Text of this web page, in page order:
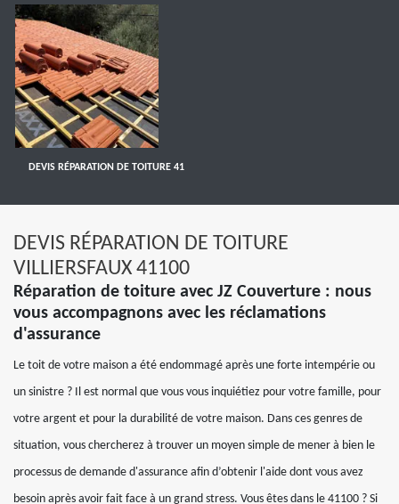
DEVIS RÉPARATION DE TOITURE 41
DEVIS RÉPARATION DE TOITURE
VILLIERSFAUX 41100
Réparation de toiture avec JZ Couverture : nous
vous accompagnons avec les réclamations
d'assurance
Le toit de votre maison a été endommagé après une forte intempérie ou
un sinistre ? Il est normal que vous vous inquiétiez pour votre famille, pour
votre argent et pour la durabilité de votre maison. Dans ces genres de
situation, vous chercherez à trouver un moyen simple de mener à bien le
processus de demande d'assurance afin d’obtenir l'aide dont vous avez
besoin après avoir fait face à un grand stress. Vous êtes dans le 41100 ? Si